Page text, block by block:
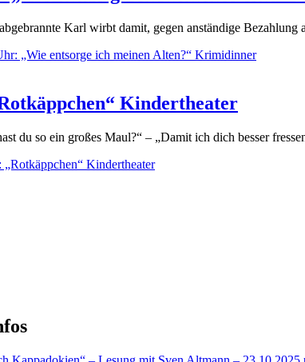
Karl wirbt damit, gegen anständige
„Wie entsorge ich meinen Alten?“ Krimidinner
Kindertheater
du so ein großes Maul?“ – „Damit ich dich besser
Kindertheater